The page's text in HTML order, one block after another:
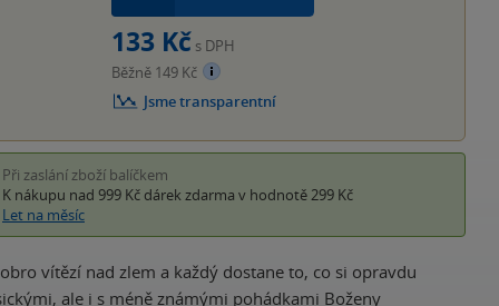
133 Kč s DPH
Běžně 149 Kč
Jsme transparentní
Při zaslání zboží balíčkem
K nákupu nad 999 Kč dárek zdarma v hodnotě 299 Kč
Let na měsíc
vítězí nad zlem a každý dostane to, co si opravdu
ale i s méně známými pohádkami Boženy